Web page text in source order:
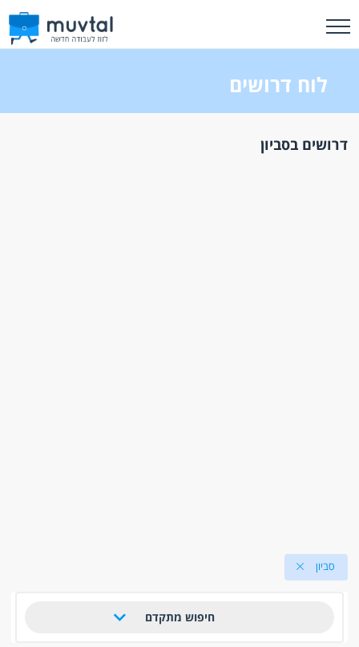
לוח דרושים
דרושים בסביון
סביון
חיפוש מתקדם